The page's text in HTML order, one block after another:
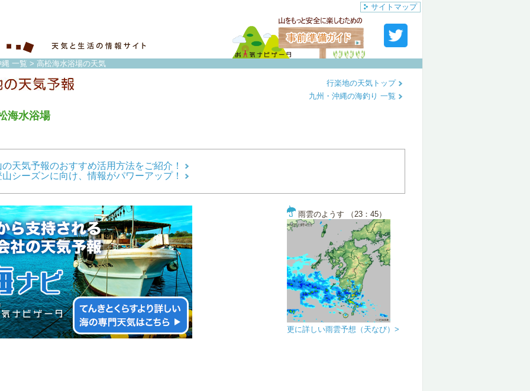
サイトマップ
一覧 > 高松海水浴場の天気
海水浴場
行楽地の天気トップ
九州・沖縄の海釣り 一覧
天気予報のおすすめ活用方法をご紹介！
シーズンに向け、情報がパワーアップ！
雨雲のようす （23：45）
更に詳しい雨雲予想（天なび）>